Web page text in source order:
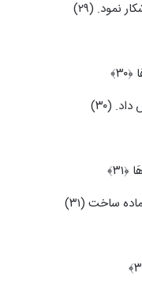
نمود. (۲۹)
(۳۰)
ساخت (۳۱)